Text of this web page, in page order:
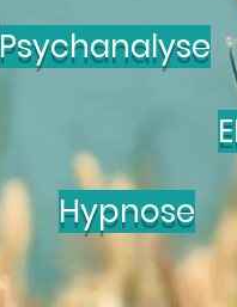
Psychanalyse
Hypnose